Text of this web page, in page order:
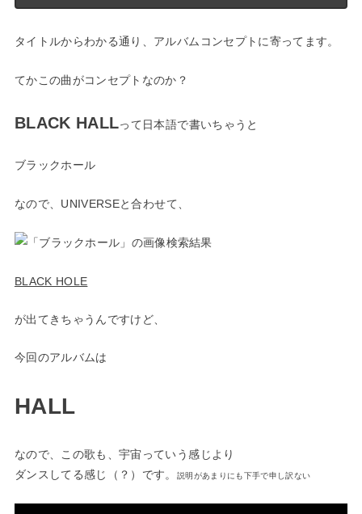
タイトルからわかる通り、アルバムコンセプトに寄ってます。
てかこの曲がコンセプトなのか？
BLACK HALLって日本語で書いちゃうと
ブラックホール
なので、UNIVERSEと合わせて、
BLACK HOLE
が出てきちゃうんですけど、
今回のアルバムは
HALL
なので、この歌も、宇宙っていう感じより
ダンスしてる感じ（？）です。
説明があまりにも下手で申し訳ない